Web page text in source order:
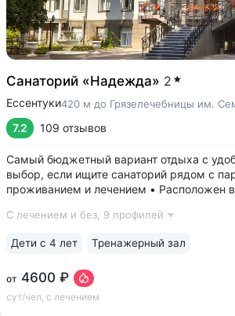
Санаторий «Надежда» 2
Ессентуки420 м до Грязелечебницы им.
7.2 109 отзывов
Самый бюджетный вариант отдыха с
выбор, если ищите санаторий рядом с
проживанием и лечением • Расположен
и Парком Победы (480 м). В 3-х минутах
С лечением и без, 9 профилей
от 4600 ₽
сут/чел, с лечением
Дети с 4 лет Тренажерный зал